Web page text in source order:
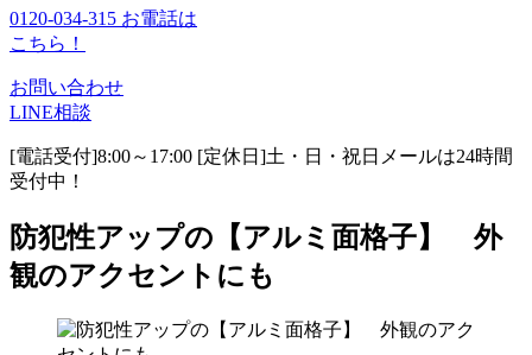
0120-034-315 お電話は
こちら！
お問い合わせ
LINE相談
[電話受付]8:00～17:00 [定休日]土・日・祝日 メールは24時間
受付中！
防犯性アップの【アルミ面格子】 外
観のアクセントにも